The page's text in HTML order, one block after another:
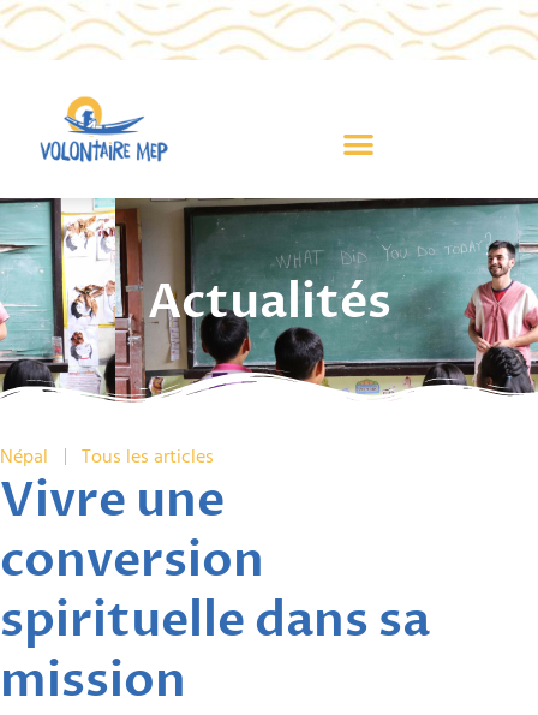
Actualités
Népal Tous les articles
Vivre une
conversion
spirituelle dans sa
mission